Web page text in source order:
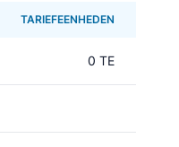
TARIEFEENHEDEN
0 TE